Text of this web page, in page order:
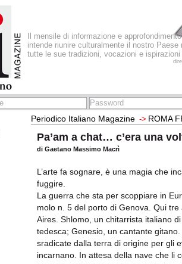
Il mensile di informazione e
intende riunire culturalmente il nostro Paese
tutte le sue tradizioni, vocazioni e
Periodico Italiano Magazine -> ROMA
Pa’am a chat… c’era una
di Gaetano Massimo Macrì
L’arte fa sognare, è una magia che
fuggire.
La guerra che sta per scoppiare in
molo n. 5 del porto di Genova. Qui
Aires. Shlomo, un chitarrista italiano
tedesca; Genesio, un cantante
sradicate dalla terra di origine per gli
incarnano. In attesa della nave che li